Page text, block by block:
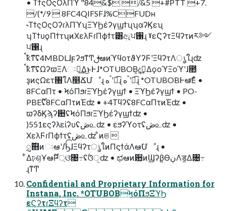
• ΤϯςΟςΟλΠϓ "84&$ /&5 +#PTT +7.
/(*/9  8FC4QIFSFɺ%CFUDʜ
˞ΤϯςΟςΟʔɾλΠϓʮΞϓϦέʔγϣϯʯʮαʔϏεʯ
ʮΤϯυϙΠϯτʯͷΧελϜɾΠϕϯτ͸ඇਪ঑ɻ ˠεϚʔτΞϥʔτͷར༻
ਪ঑ɻ
ࠩҟͳ͠ʢ4MBDLɺϝʔϧͳͲࢦఆͷϓϥοτϑΥʔϜʹΞϥʔτΛൃใɻʣ
ࠩҟͳ͠ʢΩʔϖΞΛઃఆ͢Δ͜ͱͰɺ*OTUBOB͕දࣔ͢ΔϙοϓΞοϓʹɺ೚
ҙͷςΩετ৘ใΛ௥ՃՄೳɻ ࠨهʹಉ͡ɻ ࠨهʹಉ͡ɻ *OTUBOBͰఆٛ͞Εͨ •
8FCαΠτ • ϞόΠϧɾΞϓϦέʔγϣϯ • ΞϓϦέʔγϣϯ • PO-
PBE࣌ؒʢ8FCαΠτͷΈʣ • +4Τϥʔʢ8FCαΠτͷΈʣ •
ϖʔδϏϡʔ਺ʢϞόΠϧɾΞϓϦέʔγϣϯʣ •
)551εςʔλείʔυʢڞ௨ʣ • εϧʔϓοτʢڞ௨ʣ •
ΧελϜɾΠϕϯτʢڞ௨ʣ ͦͷଞ 
࣌ؒᮢ஋ͷઃఆʹԠͯ͡ɺΞϥʔτൃใͷΠϛϯάΛఆٛՄೳɻ •
͋Δঢ়ଶ͕Ұఆ࣌ؒҎ্ଓ͘৔߹ʢ࣋ଓੑʣ • ಛఆͷ਺ͷϢʔβ͕ӨڹΛड͚Δ৔߹
ɻͳͲ
Confidential and Proprietary Information for
Instana, Inc. *OTUBOBϞόΠϧΞϓϦ
εϚʔτɾΞϥʔτ